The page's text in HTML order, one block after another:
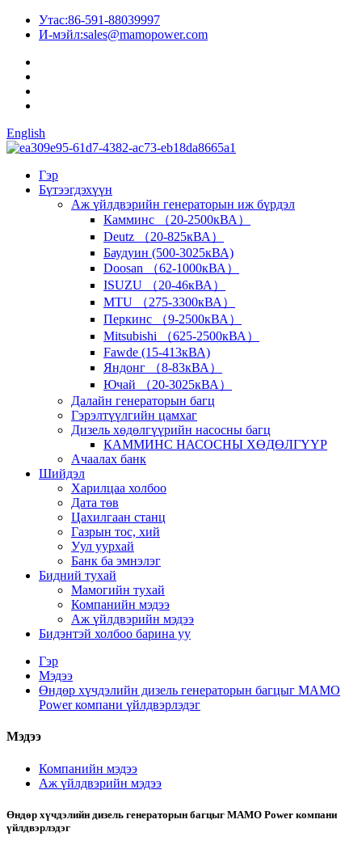
Утас:86-591-88039997
И-мэйл:sales@mamopower.com
English
Гэр
Бүтээгдэхүүн
Аж үйлдвэрийн генераторын иж бүрдэл
Камминс （20-2500кВА）
Deutz （20-825кВА）
Баудуин (500-3025кВА)
Doosan （62-1000кВА）
ISUZU （20-46кВА）
MTU （275-3300кВА）
Перкинс （9-2500кВА）
Mitsubishi （625-2500кВА）
Fawde (15-413кВА)
Яндонг （8-83кВА）
Ючай （20-3025кВА）
Далайн генераторын багц
Гэрэлтүүлгийн цамхаг
Дизель хөдөлгүүрийн насосны багц
КАММИНС НАСОСНЫ ХӨДӨЛГҮҮР
Ачаалах банк
Шийдэл
Харилцаа холбоо
Дата төв
Цахилгаан станц
Газрын тос, хий
Уул уурхай
Банк ба эмнэлэг
Бидний тухай
Мамогийн тухай
Компанийн мэдээ
Аж үйлдвэрийн мэдээ
Бидэнтэй холбоо барина уу
Гэр
Мэдээ
Өндөр хүчдэлийн дизель генераторын багцыг MAMO
Power компани үйлдвэрлэдэг
Мэдээ
Компанийн мэдээ
Аж үйлдвэрийн мэдээ
Өндөр хүчдэлийн дизель генераторын багцыг MAMO Power компани
үйлдвэрлэдэг